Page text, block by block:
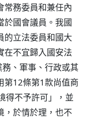
常務委員和兼任內
於國會議員。我國
的立法委員和國大
在不宜歸入國安法
、軍事、行政或其
第12條第1款尚值商
得不予許可」，並
，於情於理，也不